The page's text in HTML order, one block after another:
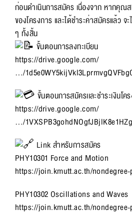
ก่อนดำเนินการสมัคร เนื่องจาก หากคุณส
ของโครงการ และได้ชำระค่าสมัครแล้ว จ
ๆ ทั้งสิ้น
ขั้นตอนการลงทะเบียน
https://drive.google.com/
…/
ขั้นตอนการสมัครเเละชำระเงินโค
https://drive.google.com/
…/
Link สำหรับการสมัคร
PHY10301 Force and Motion
https://join.kmutt.ac.th/
PHY10302 Oscillations and Waves
https://join.kmutt.ac.th/